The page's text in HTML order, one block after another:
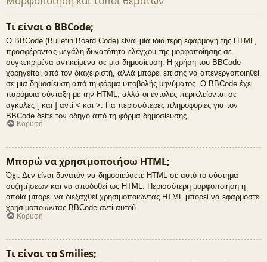
Τι είναι ο BBCode;
Ο BBCode (Bulletin Board Code) είναι μία ιδιαίτερη εφαρμογή της HTML,
προσφέροντας μεγάλη δυνατότητα ελέγχου της μορφοποίησης σε
συγκεκριμένα αντικείμενα σε μια δημοσίευση. Η χρήση του BBCode
χορηγείται από τον διαχειριστή, αλλά μπορεί επίσης να απενεργοποιηθεί
σε μια δημοσίευση από τη φόρμα υποβολής μηνύματος. Ο BBCode έχει
παρόμοια σύνταξη με την HTML, αλλά οι εντολές περικλείονται σε
αγκύλες [ και ] αντί < και >. Για περισσότερες πληροφορίες για τον
BBCode δείτε τον οδηγό από τη φόρμα δημοσίευσης.
Κορυφή
Μπορώ να χρησιμοποιήσω HTML;
Όχι. Δεν είναι δυνατόν να δημοσιεύσετε HTML σε αυτό το σύστημα
συζητήσεων και να αποδοθεί ως HTML. Περισσότερη μορφοποίηση η
οποία μπορεί να διεξαχθεί χρησιμοποιώντας HTML μπορεί να εφαρμοστεί
χρησιμοποιώντας BBCode αντί αυτού.
Κορυφή
Τι είναι τα Smilies;